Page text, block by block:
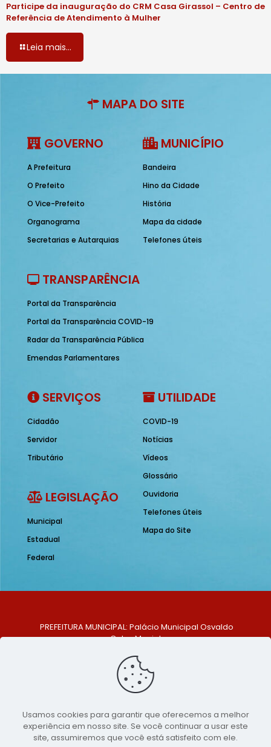
Participe da inauguração do CRM Casa Girassol – Centro de
Referência de Atendimento à Mulher
Leia mais...
MAPA DO SITE
GOVERNO
A Prefeitura
O Prefeito
O Vice-Prefeito
Organograma
Secretarias e Autarquias
MUNICÍPIO
Bandeira
Hino da Cidade
História
Mapa da cidade
Telefones úteis
TRANSPARÊNCIA
Portal da Transparência
Portal da Transparência COVID-19
Radar da Transparência Pública
Emendas Parlamentares
SERVIÇOS
Cidadão
Servidor
Tributário
LEGISLAÇÃO
Municipal
Estadual
Federal
UTILIDADE
COVID-19
Notícias
Vídeos
Glossário
Ouvidoria
Telefones úteis
Mapa do Site
PREFEITURA MUNICIPAL: Palácio Municipal Osvaldo
Celso Maciel
Centro, São Bento do Una - PE. CEP: 553370-128
TELEFONE: (81) 99548-1569
E-MAIL: ouvidoria@saobentodouna.pe.gov.br
Copyright 2021-2026 - Assessoria de Comunicação da
Prefeitura de São Bento do Una - PE
Usamos cookies para garantir que oferecemos a melhor
experiência em nosso site. Se você continuar a usar este
site, assumiremos que você está satisfeito com ele.